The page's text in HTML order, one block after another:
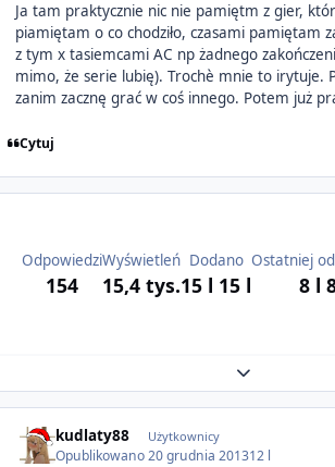
Ja tam praktycznie nic nie pamiętm z gier,
piamiętam o co chodziło, czasami pamiętam
z tym x tasiemcami AC np żadnego
mimo, że serie lubię). Trochè mnie to irytuje.
zanim zacznę grać w coś innego. Potem już
Cytuj
Odpowiedzi
154
Wyświetleń
15,4 tys.
Dodano
15 l 15 l
Ostatniej
8 l
Expand topic
kudlaty88 Użytkownicy
Opublikowano20 grudnia 201312 l